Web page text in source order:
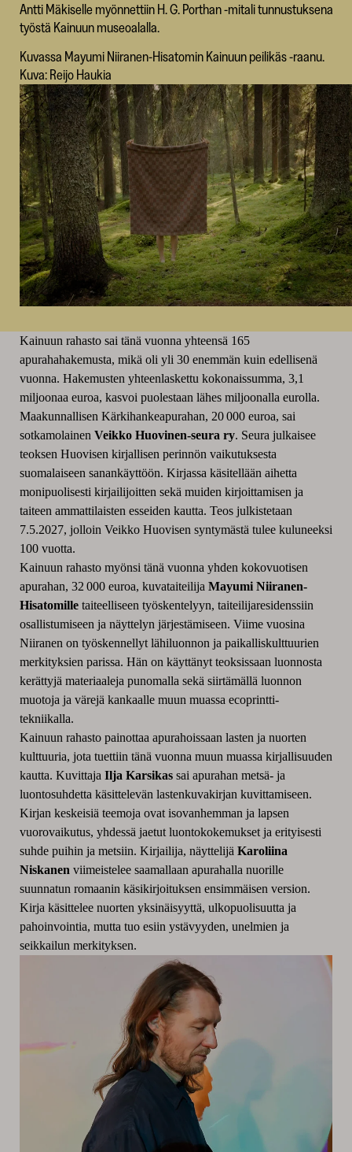
Antti Mäkiselle myönnettiin H. G. Porthan -mitali tunnustuksena
työstä Kainuun museoalalla.
Kuvassa Mayumi Niiranen-Hisatomin Kainuun peilikäs -raanu.
Kuva: Reijo Haukia
Kainuun rahasto sai tänä vuonna yhteensä 165
apurahahakemusta, mikä oli yli 30 enemmän kuin edellisenä
vuonna. Hakemusten yhteenlaskettu kokonaissumma, 3,1
miljoonaa euroa, kasvoi puolestaan lähes miljoonalla eurolla.
Maakunnallisen Kärkihankeapurahan, 20 000 euroa, sai
sotkamolainen Veikko Huovinen-seura ry. Seura julkaisee
teoksen Huovisen kirjallisen perinnön vaikutuksesta
suomalaiseen sanankäyttöön. Kirjassa käsitellään aihetta
monipuolisesti kirjailijoitten sekä muiden kirjoittamisen ja
taiteen ammattilaisten esseiden kautta. Teos julkistetaan
7.5.2027, jolloin Veikko Huovisen syntymästä tulee kuluneeksi
100 vuotta.
Kainuun rahasto myönsi tänä vuonna yhden kokovuotisen
apurahan, 32 000 euroa, kuvataiteilija Mayumi Niiranen-
Hisatomille taiteelliseen työskentelyyn, taiteilijaresidenssiin
osallistumiseen ja näyttelyn järjestämiseen. Viime vuosina
Niiranen on työskennellyt lähiluonnon ja paikalliskulttuurien
merkityksien parissa. Hän on käyttänyt teoksissaan luonnosta
kerättyjä materiaaleja punomalla sekä siirtämällä luonnon
muotoja ja värejä kankaalle muun muassa ecoprintti-
tekniikalla.
Kainuun rahasto painottaa apurahoissaan lasten ja nuorten
kulttuuria, jota tuettiin tänä vuonna muun muassa kirjallisuuden
kautta. Kuvittaja Ilja Karsikas sai apurahan metsä- ja
luontosuhdetta käsittelevän lastenkuvakirjan kuvittamiseen.
Kirjan keskeisiä teemoja ovat isovanhemman ja lapsen
vuorovaikutus, yhdessä jaetut luontokokemukset ja erityisesti
suhde puihin ja metsiin. Kirjailija, näyttelijä Karoliina
Niskanen viimeistelee saamallaan apurahalla nuorille
suunnatun romaanin käsikirjoituksen ensimmäisen version.
Kirja käsittelee nuorten yksinäisyyttä, ulkopuolisuutta ja
pahoinvointia, mutta tuo esiin ystävyyden, unelmien ja
seikkailun merkityksen.